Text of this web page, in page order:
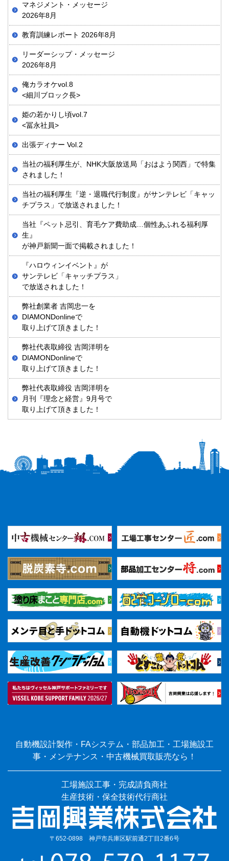
マネジメント・メッセージ
2026年8月
教育訓練レポート 2026年8月
リーダーシップ・メッセージ
2026年8月
俺カラオケvol.8
<細川ブロック長>
姫の若かりし頃vol.7
<冨永社員>
出張ディナー Vol.2
当社の福利厚生が、NHK大阪放送局「おはよう関西」で特集
されました！
当社の福利厚生『逆・退職代行制度』がサンテレビ「キャッ
チプラス」で放送されました！
当社『ペット忌引、育毛ケア費助成…個性あふれる福利厚
生』
が神戸新聞一面で掲載されました！
『ハロウィンイベント』が
サンテレビ「キャッチプラス」
で放送されました！
弊社創業者 吉岡忠一を
DIAMONDonlineで
取り上げて頂きました！
弊社代表取締役 吉岡洋明を
DIAMONDonlineで
取り上げて頂きました！
弊社代表取締役 吉岡洋明を
月刊『理念と経営』9月号で
取り上げて頂きました！
自動機設計製作・FAシステム・部品加工・工場施設工
事・メンテナンス・中古機械買取販売なら！
工場施設工事・完成請負商社
生産技術・保全技術代行商社
〒652-0898 神戸市兵庫区駅前通2丁目2番6号